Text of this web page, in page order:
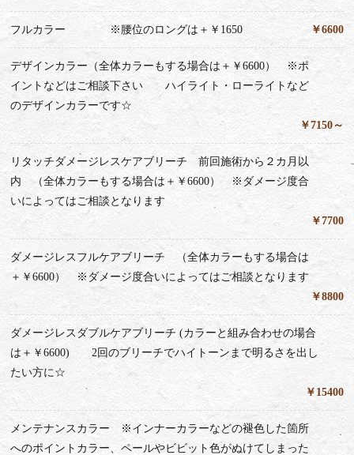
フルカラー ※腰位のロングは＋￥1650 ￥6600
デザインカラー（全体カラーもする場合は＋￥6600） ※ポ
イントなどはご相談下さい ハイライト・ローライトなど
のデザインカラーです☆
￥7150～
リタッチダメージレスケアブリーチ 前回施術から２カ月以
内 （全体カラーもする場合は＋￥6600） ※ダメージ度合
いによってはご相談となります
￥7700
ダメージレスフルケアブリーチ （全体カラーもする場合は
＋￥6600） ※ダメージ度合いによってはご相談となります
￥8800
ダメージレスダブルケアブリーチ (カラーと組み合わせの場合
は＋￥6600) 2回のブリーチでハイトーンまで明るさを出し
たい方に☆
￥15400
メンテナンスカラー ※インナーカラーなどの褪色した箇所
へのポイントカラー、ペールやビビット色がぬけてしまった